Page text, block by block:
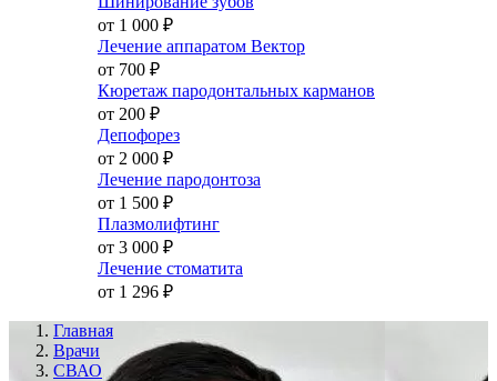
от 1 000 ₽
Лечение аппаратом Вектор
от 700 ₽
Кюретаж пародонтальных карманов
от 200 ₽
Депофорез
от 2 000 ₽
Лечение пародонтоза
от 1 500 ₽
Плазмолифтинг
от 3 000 ₽
Лечение стоматита
от 1 296 ₽
Главная
Врачи
СВАО